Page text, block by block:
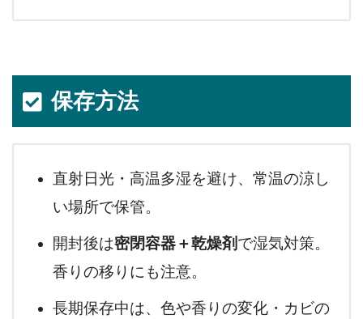
保存方法
直射日光・高温多湿を避け、常温の涼し
い場所で保管。
開封後は密閉容器＋乾燥剤で湿気対策。
香りの移りにも注意。
長期保存中は、色や香りの変化・カビの